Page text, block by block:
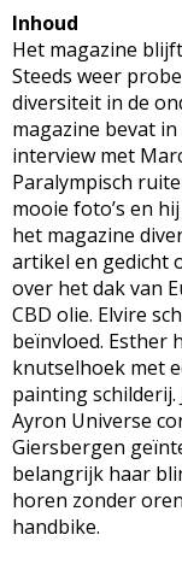
Inhoud
Het magazine
Steeds weer
diversiteit in de
magazine bevat in
interview met
Paralympisch
mooie foto’s en
het magazine
artikel en gedicht
over het dak van
CBD olie. Elvire
beïnvloed. Esther
knutselhoek met
painting
Ayron Universe
Giersbergen
belangrijk haar
horen zonder
handbike.